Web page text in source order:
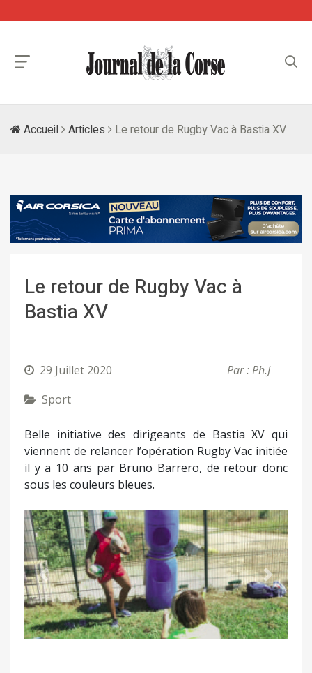
Accueil Articles Le retour de Rugby Vac à Bastia XV
Le retour de Rugby Vac à
Bastia XV
29 Juillet 2020
Par : Ph.J
Sport
Belle initiative des dirigeants de Bastia XV qui
viennent de relancer l’opération Rugby Vac initiée
il y a 10 ans par Bruno Barrero, de retour donc
sous les couleurs bleues.
Précédent Suivant